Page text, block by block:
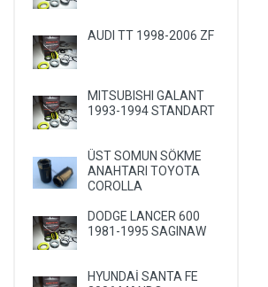
NISSAN
OPEL
PEUGEOT
PLYMOUTH
PONTIAC
PORSCHE
RENAULT
ROVER
AUDI TT 1998-2006 ZF
MITSUBISHI GALANT
1993-1994 STANDART
ÜST SOMUN SÖKME
ANAHTARI TOYOTA
COROLLA
DODGE LANCER 600
1981-1995 SAGINAW
HYUNDAİ SANTA FE